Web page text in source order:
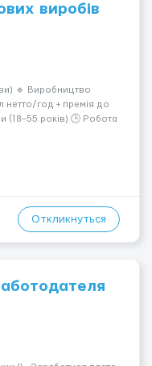
виробів
🔹 Виробництво
нетто/год + премія до
(18–55 років) 🕒 Робота
Откликнуться